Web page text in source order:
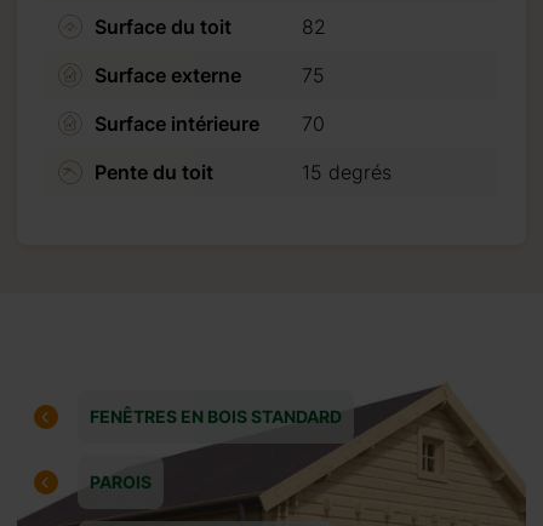
Surface du toit
82
Surface externe
75
Surface intérieure
70
Pente du toit
15 degrés
FENÊTRES EN BOIS STANDARD
PAROIS